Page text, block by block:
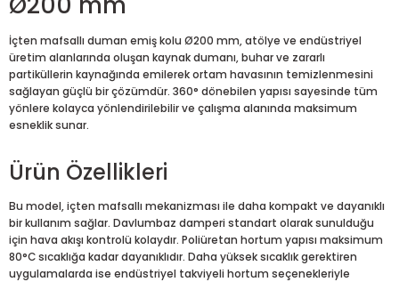
İçten mafsallı duman emiş kolu Ø200 mm, atölye ve endüstriyel
üretim alanlarında oluşan kaynak dumanı, buhar ve zararlı
partiküllerin kaynağında emilerek ortam havasının temizlenmesini
sağlayan güçlü bir çözümdür. 360° dönebilen yapısı sayesinde tüm
yönlere kolayca yönlendirilebilir ve çalışma alanında maksimum
esneklik sunar.
Ürün Özellikleri
Bu model, içten mafsallı mekanizması ile daha kompakt ve dayanıklı
bir kullanım sağlar. Davlumbaz damperi standart olarak sunulduğu
için hava akışı kontrolü kolaydır. Poliüretan hortum yapısı maksimum
80°C sıcaklığa kadar dayanıklıdır. Daha yüksek sıcaklık gerektiren
uygulamalarda ise endüstriyel takviyeli hortum seçenekleriyle